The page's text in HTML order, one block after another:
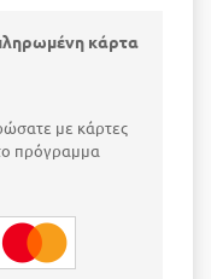
κάρτα
με κάρτες
πρόγραμμα